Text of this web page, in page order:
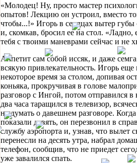
«Молодец! Ну, просто мастер
опытов! Лекцию он устроил, вместо
чтобы...!» Игорь в сердцах вытер губы
и, скомкав, бросил ее на стол. «Ладно,
тебя с твоими маневрами сейчас и не
Аппетит сам собой иссяк, и даже
всякую привлекательность. Игорь еще
некоторое время за столом, допивая
коньяка, прокручивая в голове
разговор с Ингой, потом отправился в
два часа таращился в телевизор,
не думать о давешнем разговоре.
показали девять, он перезвонил в
службу аэропорта и, узнав, что вылет
перенесли на десять утра, набрал
телефон, сообщив, что не приедет
уже завалился спать.